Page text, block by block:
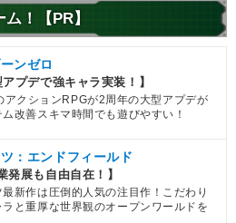
！【PR】
ンゼロ
アプデで強キャラ実装！】
アクションRPGが2周年の大型アプデが
改善スキマ時間でも遊びやすい！
：エンドフィールド
発展も自由自在！】
新作は圧倒的人気の注目作！こだわり
と重厚な世界観のオープンワールドを